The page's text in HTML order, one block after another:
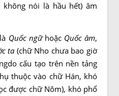
nói là hầu hết) âm
Quốc ngữhoặc Quốc âm,
ta(chữ Nho chưa bao giờ
cấu tạo trên nền tảng
thuộc vào chữ Hán, khó
được chữ Nôm), khó phổ